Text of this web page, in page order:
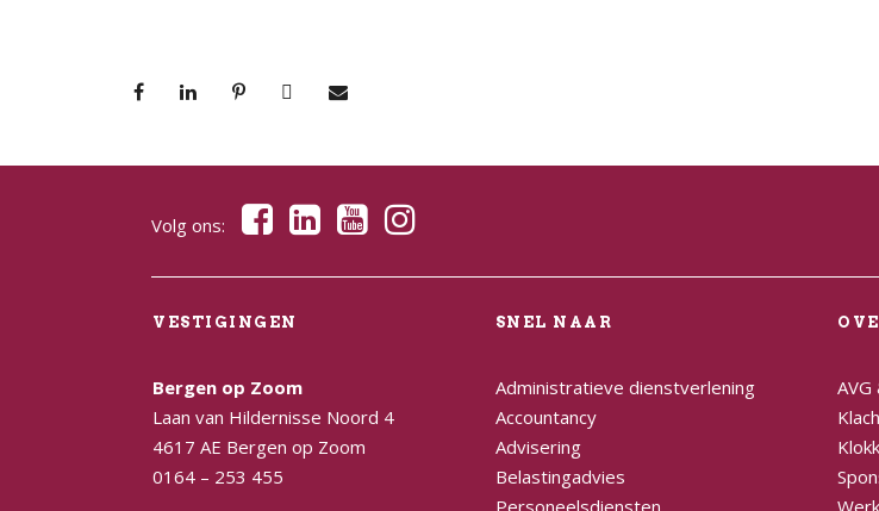
Volg ons:
VESTIGINGEN
Bergen op Zoom
Laan van Hildernisse Noord 4
4617 AE Bergen op Zoom
0164 – 253 455
SNEL NAAR
Administratieve dienstverlening
Accountancy
Advisering
Belastingadvies